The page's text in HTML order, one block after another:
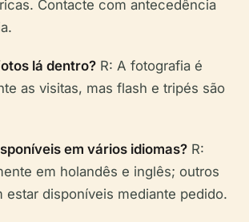
Contacte com antecedência
lá dentro? R: A fotografia é
as visitas, mas flash e tripés são
em vários idiomas? R:
em holandês e inglês; outros
estar disponíveis mediante pedido.